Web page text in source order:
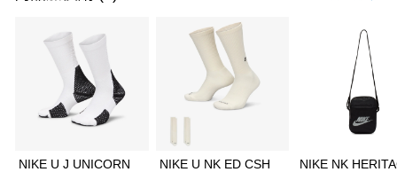
3 期 0 利率 每期 21家銀行
合作金庫商業銀行
第一商業銀行
華南商業銀行
彰化商業銀行
上海商業儲蓄銀行
Apple Pay
NIKE U J UNICORN
NIKE U NK ED CSH
NIKE NK